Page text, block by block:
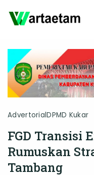
AdvertorialDPMD Kukar
FGD Transisi
Rumuskan
Tambang